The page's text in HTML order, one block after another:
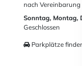
nach Vereinbarung
Sonntag, Montag,
Geschlossen
Parkplätze